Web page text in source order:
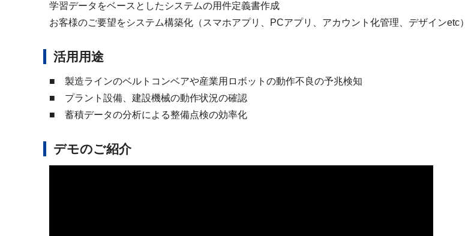
学習データをベースとしたシステムの用件定義書作成
お客様のご要望をシステム構築化（スマホアプリ、PCアプリ、アカウント化管理、デザインetc）
活用用途
■ 製造ラインのベルトコンベアや産業用ロボットの動作不良の予兆検知
■ プラント設備、建設機械の動作状況の確認
■ 蓄積データの分析による整備点検の効率化
デモのご紹介